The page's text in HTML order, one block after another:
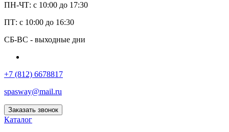
ПН-ЧТ: с 10:00 до 17:30
ПТ: с 10:00 до 16:30
СБ-ВС - выходные дни
+7 (812) 6678817
spasway@mail.ru
Заказать звонок
Каталог